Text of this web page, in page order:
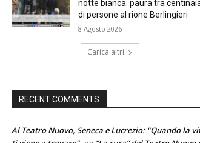
notte bianca: paura tra
di persone al rione Berlingieri
8 Agosto 2026
Carica altri
RECENT COMMENTS
Al Teatro Nuovo, Seneca e Lucrezio: "Quando la